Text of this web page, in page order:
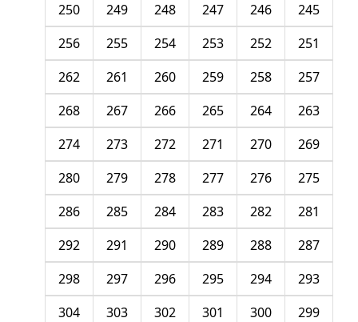
245
246
247
248
249
250
251
252
253
254
255
256
257
258
259
260
261
262
263
264
265
266
267
268
269
270
271
272
273
274
275
276
277
278
279
280
281
282
283
284
285
286
287
288
289
290
291
292
293
294
295
296
297
298
299
300
301
302
303
304